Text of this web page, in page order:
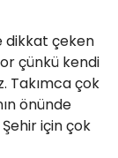
dikkat çeken
çünkü kendi
Takımca çok
önünde
için çok